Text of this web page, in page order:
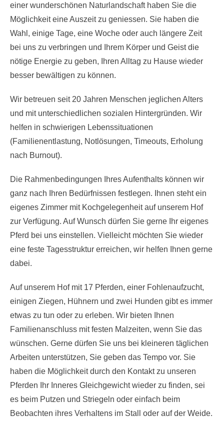
einer wunderschönen Naturlandschaft haben Sie die
Möglichkeit eine Auszeit zu geniessen. Sie haben die
Wahl, einige Tage, eine Woche oder auch längere Zeit
bei uns zu verbringen und Ihrem Körper und Geist die
nötige Energie zu geben, Ihren Alltag zu Hause wieder
besser bewältigen zu können.
Wir betreuen seit 20 Jahren Menschen jeglichen Alters
und mit unterschiedlichen sozialen Hintergründen. Wir
helfen in schwierigen Lebenssituationen
(Familienentlastung, Notlösungen, Timeouts, Erholung
nach Burnout).
Die Rahmenbedingungen Ihres Aufenthalts können wir
ganz nach Ihren Bedürfnissen festlegen. Ihnen steht ein
eigenes Zimmer mit Kochgelegenheit auf unserem Hof
zur Verfügung. Auf Wunsch dürfen Sie gerne Ihr eigenes
Pferd bei uns einstellen. Vielleicht möchten Sie wieder
eine feste Tagesstruktur erreichen, wir helfen Ihnen gerne
dabei.
Auf unserem Hof mit 17 Pferden, einer Fohlenaufzucht,
einigen Ziegen, Hühnern und zwei Hunden gibt es immer
etwas zu tun oder zu erleben. Wir bieten Ihnen
Familienanschluss mit festen Malzeiten, wenn Sie das
wünschen. Gerne dürfen Sie uns bei kleineren täglichen
Arbeiten unterstützen, Sie geben das Tempo vor. Sie
haben die Möglichkeit durch den Kontakt zu unseren
Pferden Ihr Inneres Gleichgewicht wieder zu finden, sei
es beim Putzen und Striegeln oder einfach beim
Beobachten ihres Verhaltens im Stall oder auf der Weide.